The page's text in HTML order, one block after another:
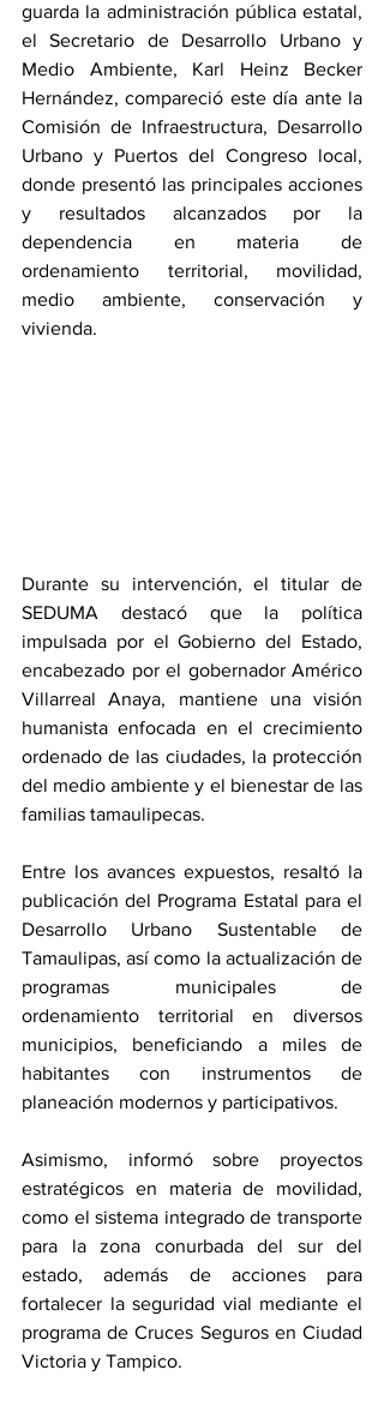
guarda la administración pública estatal,
el Secretario de Desarrollo Urbano y
Medio Ambiente, Karl Heinz Becker
Hernández, compareció este día ante la
Comisión de Infraestructura, Desarrollo
Urbano y Puertos del Congreso local,
donde presentó las principales acciones
y resultados alcanzados por la
dependencia en materia de
ordenamiento territorial, movilidad,
medio ambiente, conservación y
vivienda.
Durante su intervención, el titular de
SEDUMA destacó que la política
impulsada por el Gobierno del Estado,
encabezado por el gobernador Américo
Villarreal Anaya, mantiene una visión
humanista enfocada en el crecimiento
ordenado de las ciudades, la protección
del medio ambiente y el bienestar de las
familias tamaulipecas.
Entre los avances expuestos, resaltó la
publicación del Programa Estatal para el
Desarrollo Urbano Sustentable de
Tamaulipas, así como la actualización de
programas municipales de
ordenamiento territorial en diversos
municipios, beneficiando a miles de
habitantes con instrumentos de
planeación modernos y participativos.
Asimismo, informó sobre proyectos
estratégicos en materia de movilidad,
como el sistema integrado de transporte
para la zona conurbada del sur del
estado, además de acciones para
fortalecer la seguridad vial mediante el
programa de Cruces Seguros en Ciudad
Victoria y Tampico.